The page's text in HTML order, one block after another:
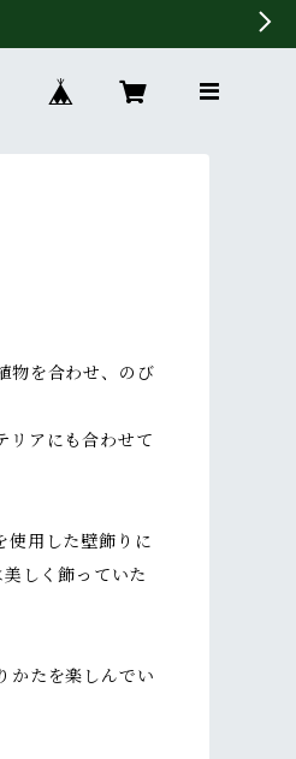
物を合わせ、のび
リアにも合わせて
使用した壁飾りに
しく飾っていた
かたを楽しんでい